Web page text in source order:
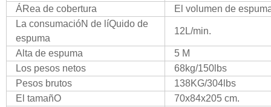
ÁRea de cobertura
El volumen de
La consumacióN de líQuido de
espuma
12L/min.
Alta de espuma
5 M
Los pesos netos
68kg/150lbs
Pesos brutos
138KG/304lbs
El tamañO
70x84x205 cm.